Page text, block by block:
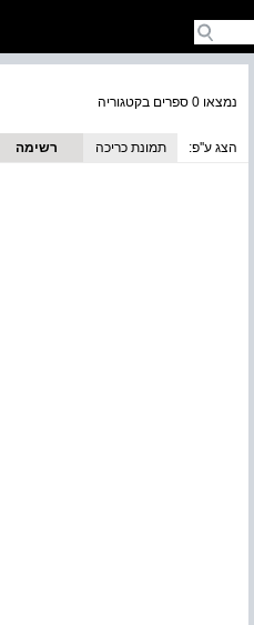
נמצאו 0 ספרים בקטגוריה
הצג ע''פ: תמונת כריכה רשימה